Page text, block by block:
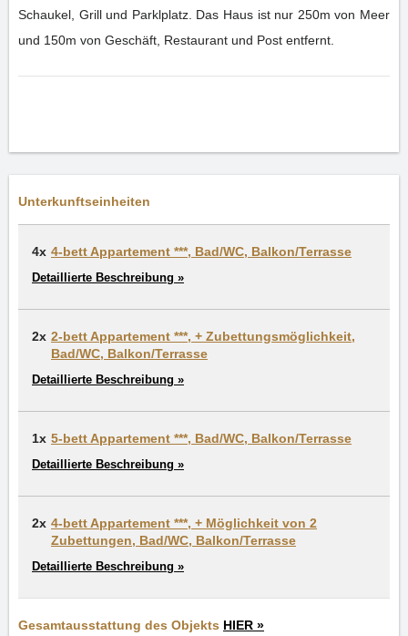
Schaukel, Grill und Parklplatz. Das Haus ist nur 250m von Meer
und 150m von Geschäft, Restaurant und Post entfernt.
Unterkunftseinheiten
4x 4-bett Appartement ***, Bad/WC, Balkon/Terrasse
Detaillierte Beschreibung »
2x 2-bett Appartement ***, + Zubettungsmöglichkeit,
Bad/WC, Balkon/Terrasse
Detaillierte Beschreibung »
1x 5-bett Appartement ***, Bad/WC, Balkon/Terrasse
Detaillierte Beschreibung »
2x 4-bett Appartement ***, + Möglichkeit von 2
Zubettungen, Bad/WC, Balkon/Terrasse
Detaillierte Beschreibung »
Gesamtausstattung des Objekts HIER »